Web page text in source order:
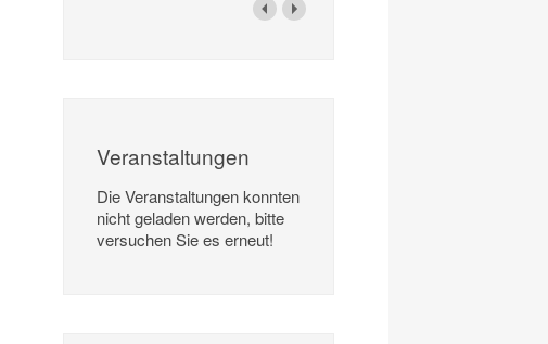
Veranstaltungen
Die Veranstaltungen konnten
nicht geladen werden, bitte
versuchen Sie es erneut!